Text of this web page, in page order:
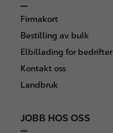
Firmakort
Bestilling av bulk
Elbillading for bedrifter
Kontakt oss
Landbruk
JOBB HOS OSS